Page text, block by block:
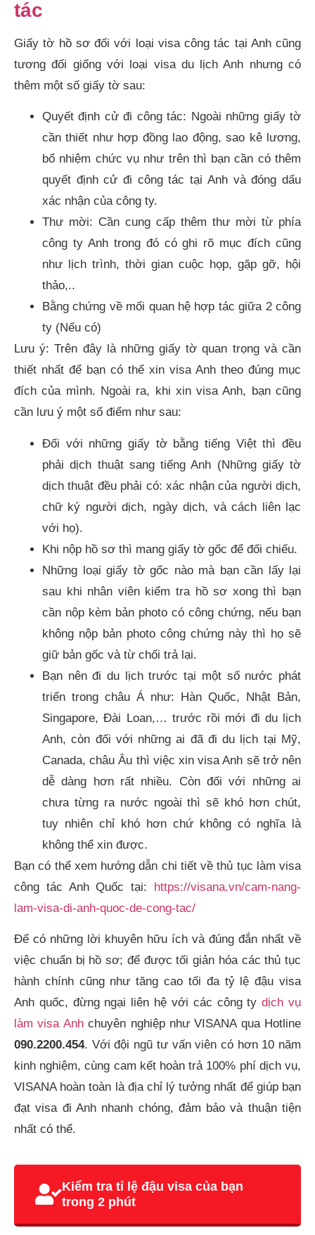
tác
Giấy tờ hồ sơ đối với loại visa công tác tại Anh cũng
tương đối giống với loại visa du lịch Anh nhưng có
thêm một số giấy tờ sau:
Quyết định cử đi công tác: Ngoài những giấy tờ
cần thiết như hợp đồng lao động, sao kê lương,
bổ nhiệm chức vụ như trên thì bạn cần có thêm
quyết định cử đi công tác tại Anh và đóng dấu
xác nhận của công ty.
Thư mời: Cần cung cấp thêm thư mời từ phía
công ty Anh trong đó có ghi rõ mục đích cũng
như lịch trình, thời gian cuộc họp, gặp gỡ, hội
thảo,..
Bằng chứng về mối quan hệ hợp tác giữa 2 công
ty (Nếu có)
Lưu ý: Trên đây là những giấy tờ quan trọng và cần
thiết nhất để bạn có thể xin visa Anh theo đúng mục
đích của mình. Ngoài ra, khi xin visa Anh, bạn cũng
cần lưu ý một số điểm như sau:
Đối với những giấy tờ bằng tiếng Việt thì đều
phải dịch thuật sang tiếng Anh (Những giấy tờ
dịch thuật đều phải có: xác nhận của người dịch,
chữ ký người dịch, ngày dịch, và cách liên lạc
với họ).
Khi nộp hồ sơ thì mang giấy tờ gốc để đối chiếu.
Những loại giấy tờ gốc nào mà bạn cần lấy lại
sau khi nhân viên kiểm tra hồ sơ xong thì bạn
cần nộp kèm bản photo có công chứng, nếu bạn
không nộp bản photo công chứng này thì họ sẽ
giữ bản gốc và từ chối trả lại.
Bạn nên đi du lịch trước tại một số nước phát
triển trong châu Á như: Hàn Quốc, Nhật Bản,
Singapore, Đài Loan,… trước rồi mới đi du lịch
Anh, còn đối với những ai đã đi du lịch tại Mỹ,
Canada, châu Âu thì việc xin visa Anh sẽ trở nên
dễ dàng hơn rất nhiều. Còn đối với những ai
chưa từng ra nước ngoài thì sẽ khó hơn chút,
tuy nhiên chỉ khó hơn chứ không có nghĩa là
không thể xin được.
Bạn có thể xem hướng dẫn chi tiết về thủ tục làm visa
công tác Anh Quốc tại: https://visana.vn/cam-nang-
lam-visa-di-anh-quoc-de-cong-tac/
Để có những lời khuyên hữu ích và đúng đắn nhất về
việc chuẩn bị hồ sơ; để được tối giản hóa các thủ tục
hành chính cũng như tăng cao tối đa tỷ lệ đậu visa
Anh quốc, đừng ngại liên hệ với các công tydịch vụ
làm visa Anhchuyên nghiệp như VISANA qua Hotline
090.2200.454. Với đội ngũ tư vấn viên có hơn 10 năm
kinh nghiệm, cùng cam kết hoàn trả 100% phí dịch vụ,
VISANA hoàn toàn là địa chỉ lý tưởng nhất để giúp bạn
đạt visa đi Anh nhanh chóng, đảm bảo và thuận tiện
nhất có thể.
Kiểm tra tỉ lệ đậu visa của bạn
trong 2 phút